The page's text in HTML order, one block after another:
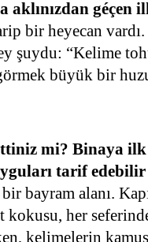
aklınızdan
bir heyecan
şuydu: “Kelime
büyük bir
mi? Binaya
tarif
bayram alanı.
her
kelimelerin